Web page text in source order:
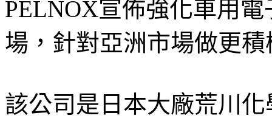
PELNOX宣佈強化車用
場，針對亞洲市場做更
該公司是日本大廠荒川化